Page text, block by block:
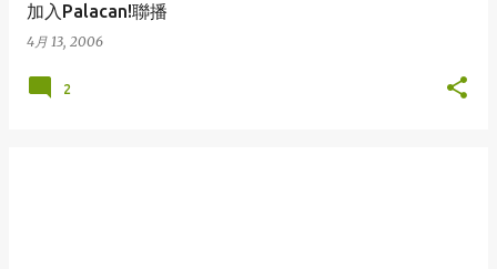
加入Palacan!聯播
4月 13, 2006
2